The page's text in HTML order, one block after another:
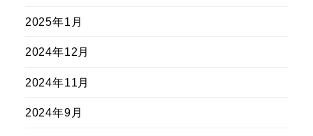
2025年1月
2024年12月
2024年11月
2024年9月